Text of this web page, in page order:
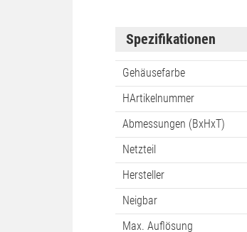
Spezifikationen
Gehäusefarbe
HArtikelnummer
Abmessungen (BxHxT)
Netzteil
Hersteller
Neigbar
Max. Auflösung